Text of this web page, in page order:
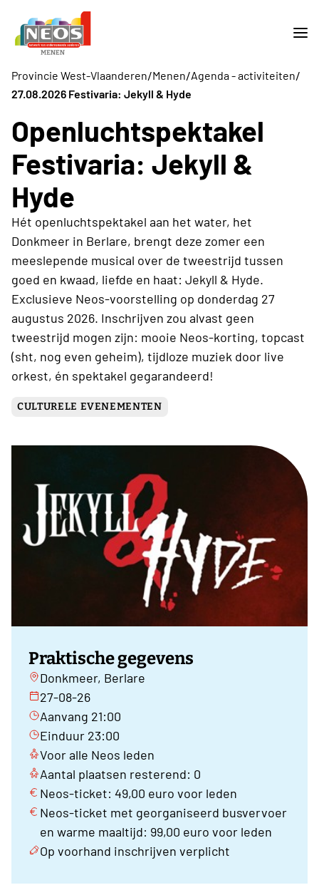
Provincie West-Vlaanderen/Menen/Agenda - activiteiten/
27.08.2026 Festivaria: Jekyll & Hyde
Openluchtspektakel
Festivaria: Jekyll &
Hyde
Hét openluchtspektakel aan het water, het
Donkmeer in Berlare, brengt deze zomer een
meeslepende musical over de tweestrijd tussen
goed en kwaad, liefde en haat: Jekyll & Hyde.
Exclusieve Neos-voorstelling op donderdag 27
augustus 2026. Inschrijven zou alvast geen
tweestrijd mogen zijn: mooie Neos-korting, topcast
(sht, nog even geheim), tijdloze muziek door live
orkest, én spektakel gegarandeerd!
CULTURELE EVENEMENTEN
Praktische gegevens
Donkmeer, Berlare
27-08-26
Aanvang 21:00
Einduur 23:00
Voor alle Neos leden
Aantal plaatsen resterend: 0
Neos-ticket: 49,00 euro voor leden
Neos-ticket met georganiseerd busvervoer
en warme maaltijd: 99,00 euro voor leden
Op voorhand inschrijven verplicht